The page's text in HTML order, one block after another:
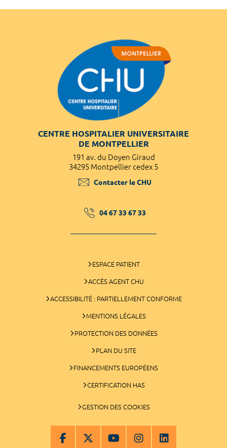
CENTRE HOSPITALIER UNIVERSITAIRE
DE MONTPELLIER
191 av. du Doyen Giraud
34295 Montpellier cedex 5
Contacter le CHU
04 67 33 67 33
ESPACE PATIENT
ACCÈS AGENT CHU
ACCESSIBILITÉ : PARTIELLEMENT CONFORME
MENTIONS LÉGALES
PROTECTION DES DONNÉES
PLAN DU SITE
FINANCEMENTS EUROPÉENS
CERTIFICATION HAS
GESTION DES COOKIES